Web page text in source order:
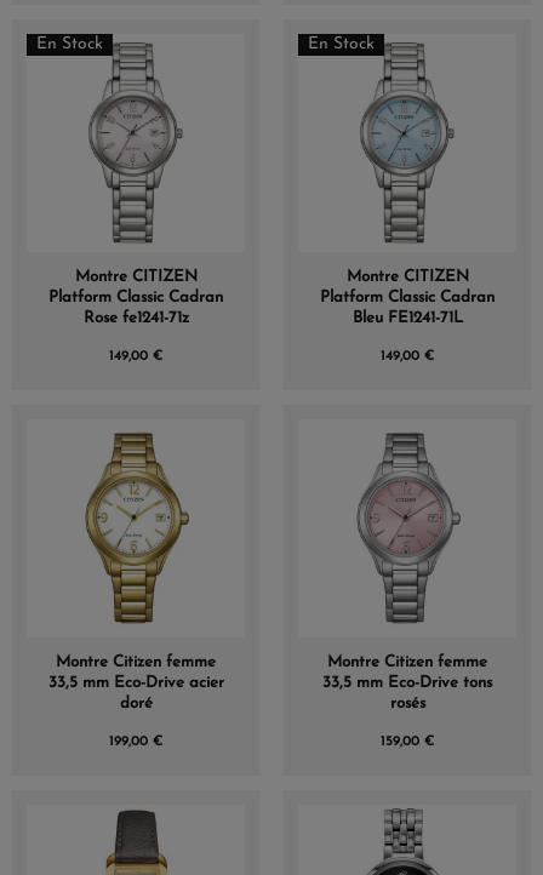
En Stock
Montre CITIZEN
Platform Classic Cadran
Rose fe1241-71z
149,00 €
En Stock
Montre CITIZEN
Platform Classic Cadran
Bleu FE1241-71L
149,00 €
Montre Citizen femme
33,5 mm Eco-Drive acier
doré
199,00 €
Montre Citizen femme
33,5 mm Eco-Drive tons
rosés
159,00 €